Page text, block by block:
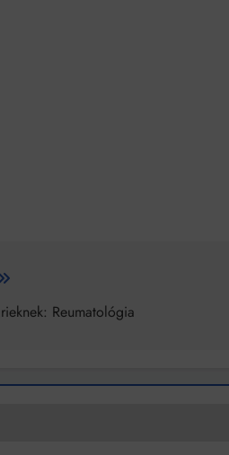
Reumatológia